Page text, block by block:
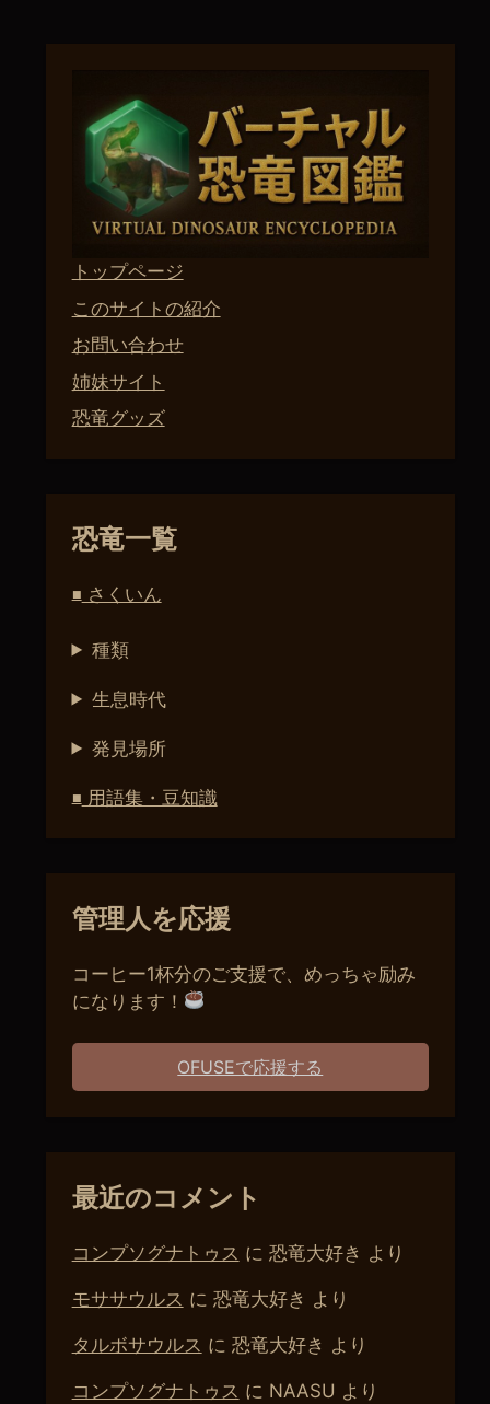
トップページ
このサイトの紹介
お問い合わせ
姉妹サイト
恐竜グッズ
恐竜一覧
■さくいん
種類
生息時代
発見場所
■ 用語集・豆知識
管理人を応援
コーヒー1杯分のご支援で、めっちゃ励み
になります！
OFUSEで応援する
最近のコメント
コンプソグナトゥス に 恐竜大好き より
モササウルス に 恐竜大好き より
タルボサウルス に 恐竜大好き より
コンプソグナトゥス に NAASU より